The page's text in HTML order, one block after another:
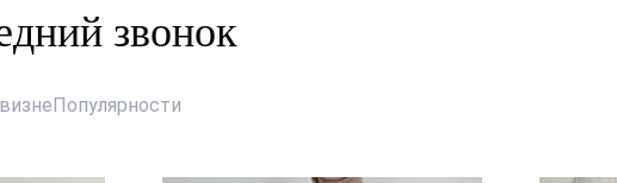
звонок
Популярности